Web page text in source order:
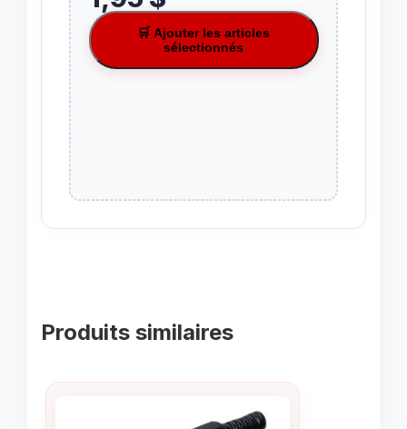
🛒 Ajouter les articles
sélectionnés
Produits similaires